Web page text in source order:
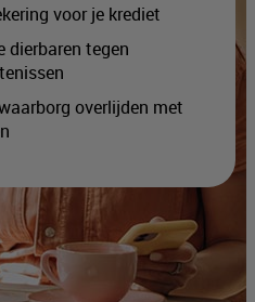
voor je krediet
dierbaren tegen
overlijden met